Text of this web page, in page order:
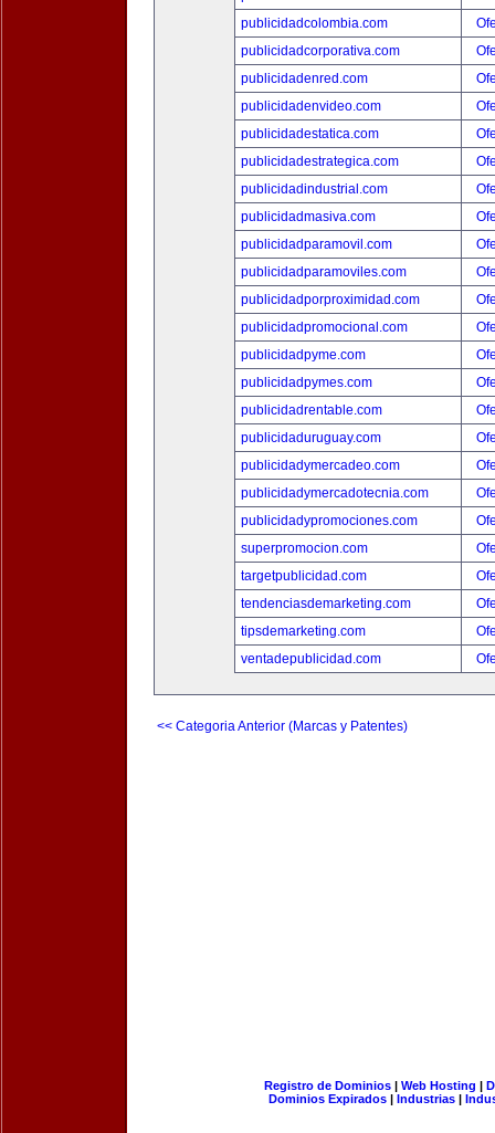
publicidadcolombia.com
publicidadcorporativa.com
publicidadenred.com
publicidadenvideo.com
publicidadestatica.com
publicidadestrategica.com
publicidadindustrial.com
publicidadmasiva.com
publicidadparamovil.com
publicidadparamoviles.com
publicidadporproximidad.com
publicidadpromocional.com
publicidadpyme.com
publicidadpymes.com
publicidadrentable.com
publicidaduruguay.com
publicidadymercadeo.com
publicidadymercadotecnia.com
publicidadypromociones.com
superpromocion.com
targetpublicidad.com
tendenciasdemarketing.com
tipsdemarketing.com
ventadepublicidad.com
<< Categoria Anterior (Marcas y Patentes)
Registro de Dominios| Web Hosting |
Dominios Expirados | Industrias |